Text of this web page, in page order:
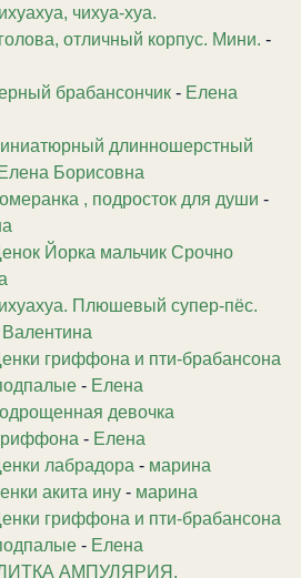
чихуа-хуа.
отличный корпус. Мини. -
брабансончик - Елена
длинношерстный
Елена Борисовна
, подросток для души -
Йорка мальчик Срочно
Плюшевый супер-пёс.
Валентина
гриффона и пти-брабансона
- Елена
девочка
- Елена
лабрадора - марина
акита ину - марина
гриффона и пти-брабансона
- Елена
АМПУЛЯРИЯ.